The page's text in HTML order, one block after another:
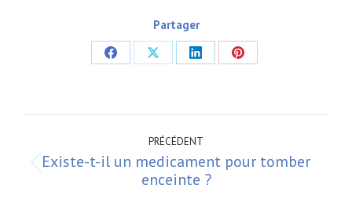
Partager
Partager
Facebook
Partager
X
Partager
LinkedIn
Partager
Pinterest
Navigation
PRÉCÉDENT
Article
précédent
Existe-t-il un medicament pour tomber
enceinte ?